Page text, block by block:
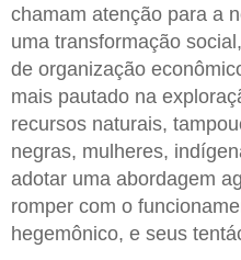
chamam atenção para a
uma transformação
de organização
mais pautado na
recursos naturais,
negras, mulheres,
adotar uma abordagem
romper com o
hegemônico, e seus